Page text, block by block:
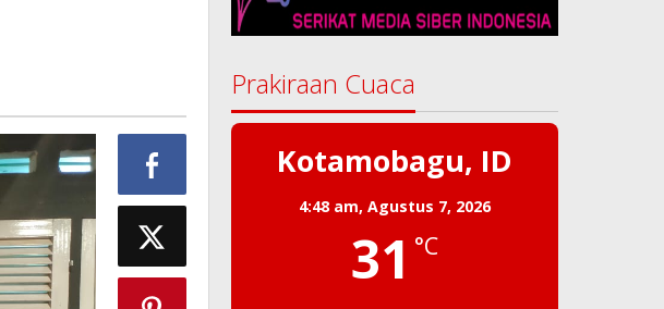
Prakiraan Cuaca
Kotamobagu, ID
4:48 am,Agustus 7, 2026
31 °C